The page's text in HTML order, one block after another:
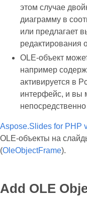
этом случае
диаграмму в
или предлагает
редактирования
OLE‑объект
например
активируется в
интерфейс, и вы
Aspose.Slides for PHP
OLE‑объекты на
(OleObjectFrame).
Add OLE